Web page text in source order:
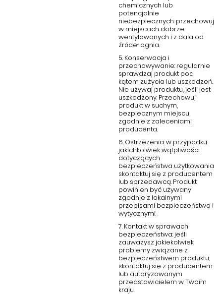
chemicznych lub
potencjalnie
niebezpiecznych: przechowuj
w miejscach dobrze
wentylowanych i z dala od
źródeł ognia.
5. Konserwacja i
przechowywanie: regularnie
sprawdzaj produkt pod
kątem zużycia lub uszkodzeń.
Nie używaj produktu, jeśli jest
uszkodzony. Przechowuj
produkt w suchym,
bezpiecznym miejscu,
zgodnie z zaleceniami
producenta.
6. Ostrzeżenia: w przypadku
jakichkolwiek wątpliwości
dotyczących
bezpieczeństwa użytkowania
skontaktuj się z producentem
lub sprzedawcą. Produkt
powinien być używany
zgodnie z lokalnymi
przepisami bezpieczeństwa i
wytycznymi.
7. Kontakt w sprawach
bezpieczeństwa: jeśli
zauważysz jakiekolwiek
problemy związane z
bezpieczeństwem produktu,
skontaktuj się z producentem
lub autoryzowanym
przedstawicielem w Twoim
kraju.